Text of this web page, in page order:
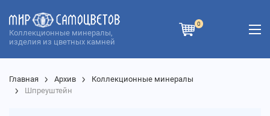
Коллекционные минералы,
изделия из цветных камней
0
Главная Архив
Коллекционные минералы
Шпреуштейн